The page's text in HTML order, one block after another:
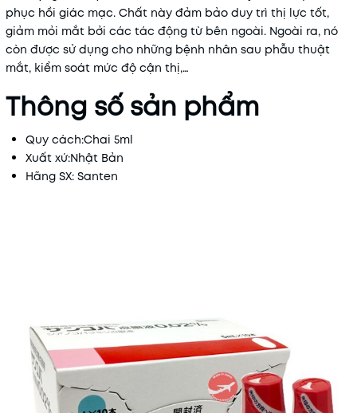
phục hồi giác mạc. Chất này đảm bảo duy trì thị lực tốt,
giảm mỏi mắt bởi các tác động từ bên ngoài. Ngoài ra, nó
còn được sử dụng cho những bệnh nhân sau phẫu thuật
mắt, kiểm soát mức độ cận thị,…
Thông số sản phẩm
Quy cách:Chai 5ml
Xuất xứ:Nhật Bản
Hãng SX: Santen